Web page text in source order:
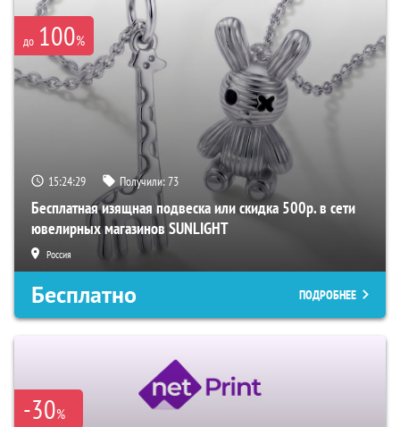
до 100%
15:24:27 Получили:73
Бесплатная изящная подвеска или скидка 500р. в сети
ювелирных магазинов SUNLIGHT
Россия
Бесплатно ПОДРОБНЕЕ
-30%